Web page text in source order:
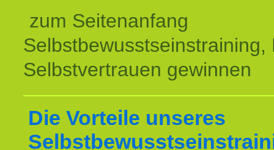
zum Seitenanfang
Selbstbewusstseinstraining,
Selbstvertrauen gewinnen
Die Vorteile unseres